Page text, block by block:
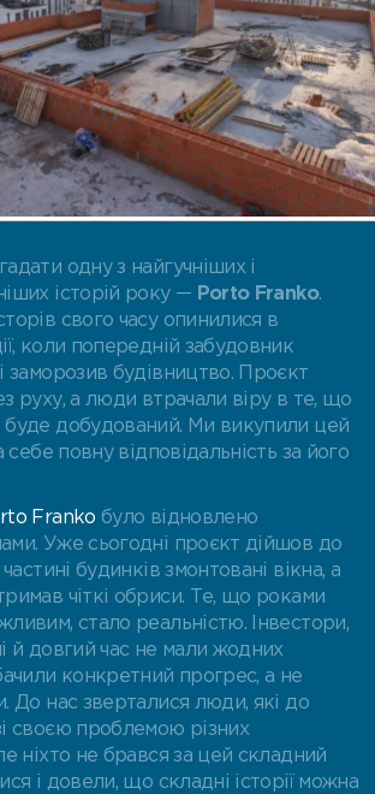
одну з найгучніших і
історій року — Porto Franko.
свого часу опинилися в
коли попередній забудовник
заморозив будівництво. Проєкт
руху, а люди втрачали віру в те, що
буде добудований. Ми викупили цей
себе повну відповідальність за його
Frankoбуло відновлено
Уже сьогодні проєкт дійшов до
будинків змонтовані вікна, а
чіткі обриси. Те, що роками
стало реальністю. Інвестори,
й довгий час не мали жодних
конкретний прогрес, а не
До нас зверталися люди, які до
своєю проблемою різних
ніхто не брався за цей складний
і довели, що складні історії можна